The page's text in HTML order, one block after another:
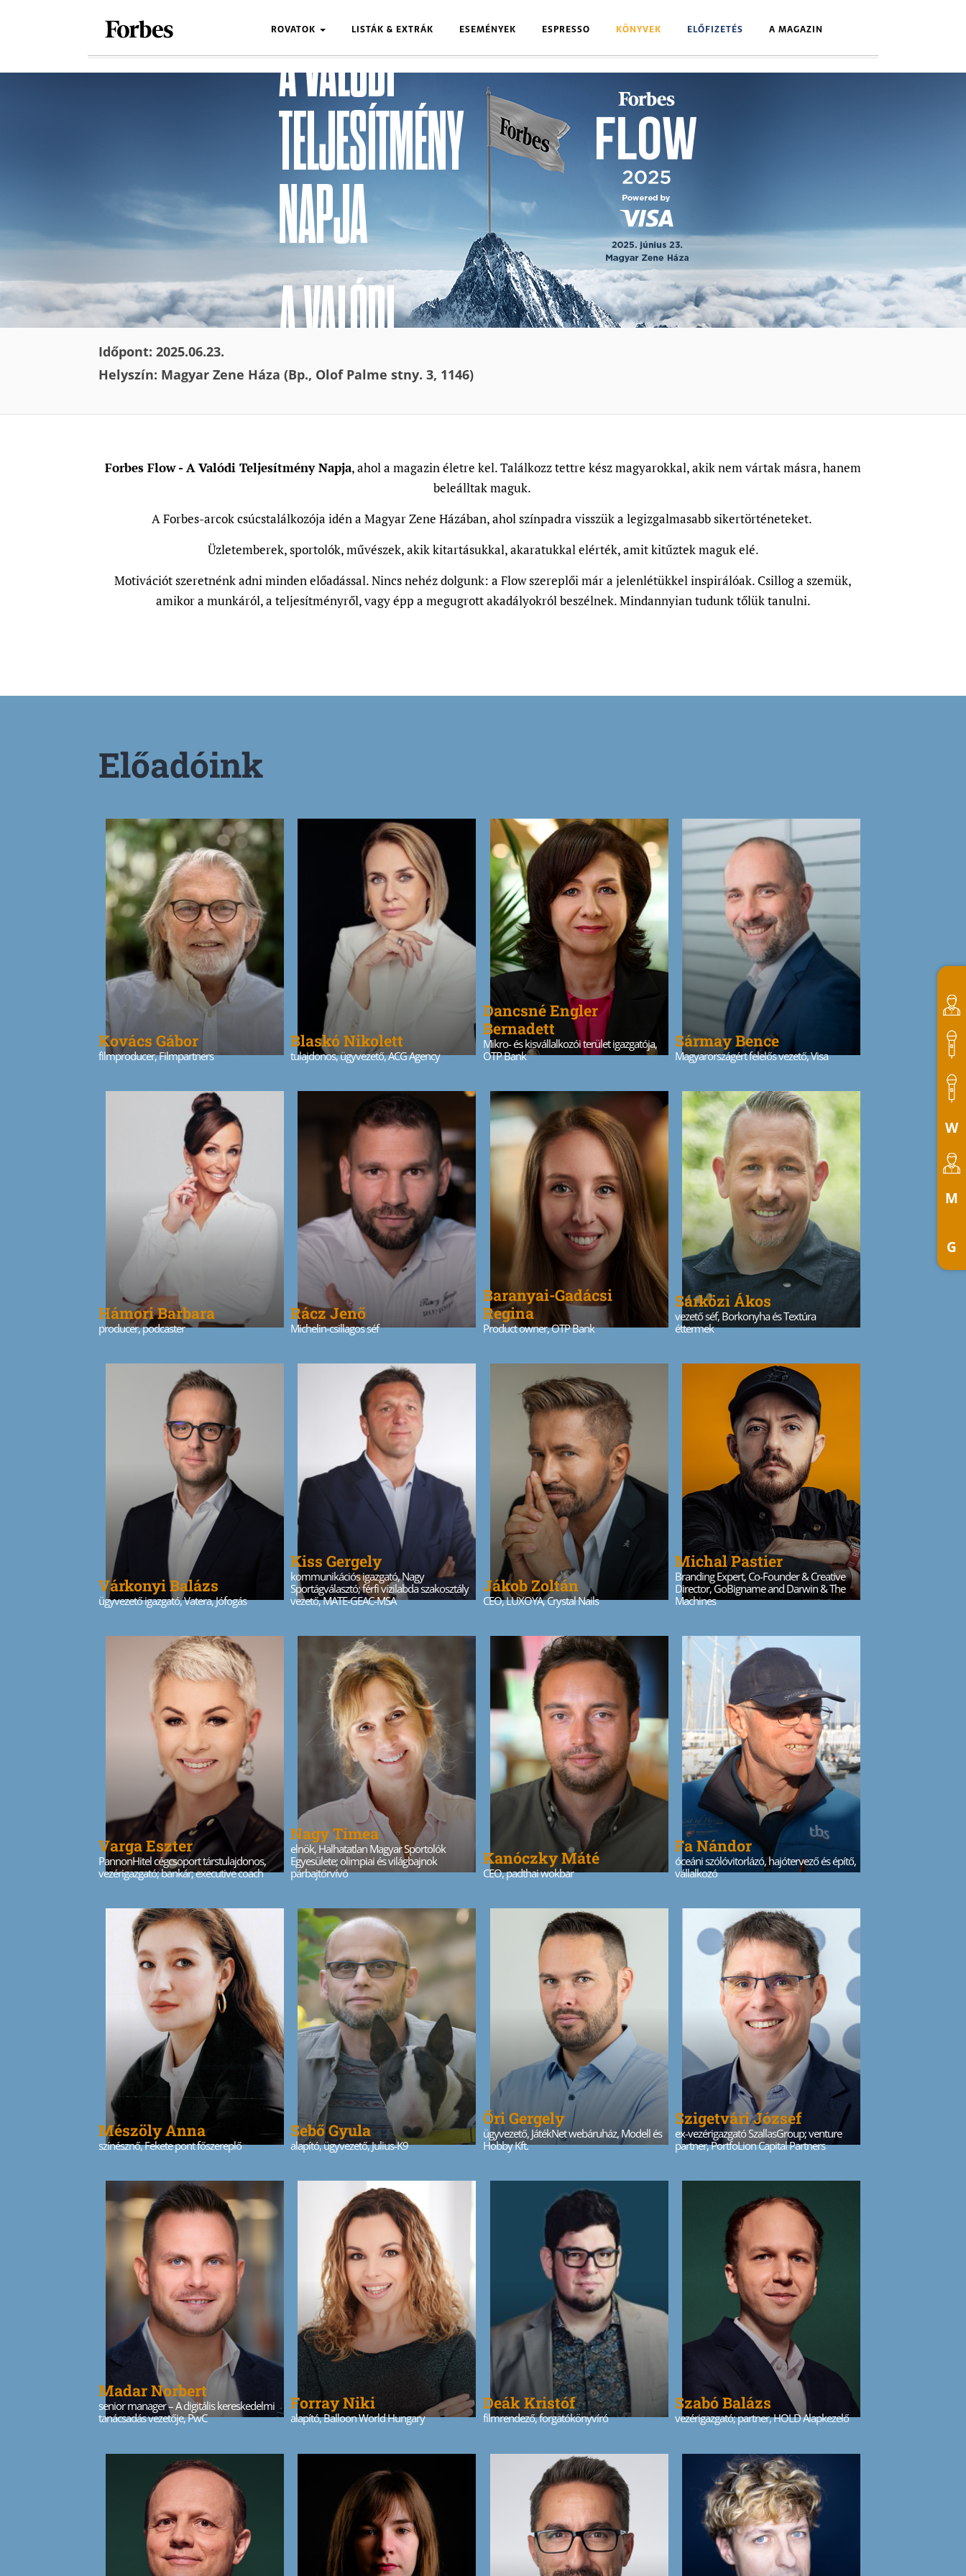
ROVATOK LISTÁK & EXTRÁK ESEMÉNYEK ESPRESSO KÖNYVEK ELŐFIZETÉS A MAGAZIN
W
M
G
Időpont: 2025.06.23.
Helyszín: Magyar Zene Háza (Bp., Olof Palme stny. 3, 1146)
Forbes Flow - A Valódi Teljesítmény Napja, ahol a magazin életre kel. Találkozz tettre kész magyarokkal, akik nem vártak másra, hanem
beleálltak maguk.
A Forbes-arcok csúcstalálkozója idén a Magyar Zene Házában, ahol színpadra visszük a legizgalmasabb sikertörténeteket.
Üzletemberek, sportolók, művészek, akik kitartásukkal, akaratukkal elérték, amit kitűztek maguk elé.
Motivációt szeretnénk adni minden előadással. Nincs nehéz dolgunk: a Flow szereplői már a jelenlétükkel inspirálóak. Csillog a szemük,
amikor a munkáról, a teljesítményről, vagy épp a megugrott akadályokról beszélnek. Mindannyian tudunk tőlük tanulni.
Előadóink
Kovács Gábor
filmproducer, Filmpartners
Blaskó Nikolett
tulajdonos, ügyvezető, ACG Agency
Dancsné Engler
Bernadett
Mikro- és kisvállalkozói terület igazgatója,
OTP Bank
Sármay Bence
Magyarországért felelős vezető, Visa
Hámori Barbara
producer, podcaster
Rácz Jenő
Michelin-csillagos séf
Baranyai-Gadácsi
Regina
Product owner, OTP Bank
Sárközi Ákos
vezető séf, Borkonyha és Textúra
éttermek
Várkonyi Balázs
ügyvezető igazgató, Vatera, Jófogás
Kiss Gergely
kommunikációs igazgató, Nagy
Sportágválasztó; férfi vízilabda szakosztály
vezető, MATE-GEAC-MSA
Jákob Zoltán
CEO, LUXOYA, Crystal Nails
Michal Pastier
Branding Expert, Co-Founder & Creative
Director, GoBigname and Darwin & The
Machines
Varga Eszter
PannonHitel cégcsoport társtulajdonos,
vezérigazgató; bankár; executive coach
Nagy Tímea
elnök, Halhatatlan Magyar Sportolók
Egyesülete; olimpiai és világbajnok
párbajtőrvívó
Kanóczky Máté
CEO, padthai wokbar
Fa Nándor
óceáni szólóvitorlázó, hajótervező és építő,
vállalkozó
Mészöly Anna
színésznő, Fekete pont főszereplő
Sebő Gyula
alapító, ügyvezető, Julius-K9
Őri Gergely
ügyvezető, JátékNet webáruház, Modell és
Hobby Kft.
Szigetvári József
ex-vezérigazgató SzallasGroup; venture
partner, PortfoLion Capital Partners
Madar Norbert
senior manager – A digitális kereskedelmi
tanácsadás vezetője, PwC
Forray Niki
alapító, Balloon World Hungary
Deák Kristóf
filmrendező, forgatókönyvíró
Szabó Balázs
vezérigazgató; partner, HOLD Alapkezelő